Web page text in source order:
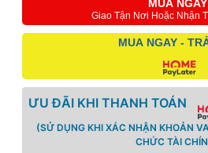
MUA NGAY
Giao Tận Nơi Hoặc Nhận
MUA NGAY -
ƯU ĐÃI KHI THANH TOÁN
(SỬ DỤNG KHI XÁC NHẬN KHOẢN
CHỨC TÀI